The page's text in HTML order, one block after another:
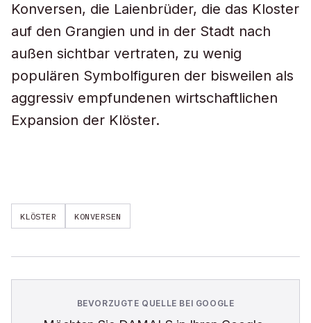
Konversen, die Laienbrüder, die das Kloster
auf den Grangien und in der Stadt nach
außen sichtbar vertraten, zu wenig
populären Symbolfiguren der bisweilen als
aggressiv empfundenen wirtschaftlichen
Expansion der Klöster.
KLÖSTER KONVERSEN
BEVORZUGTE QUELLE BEI GOOGLE